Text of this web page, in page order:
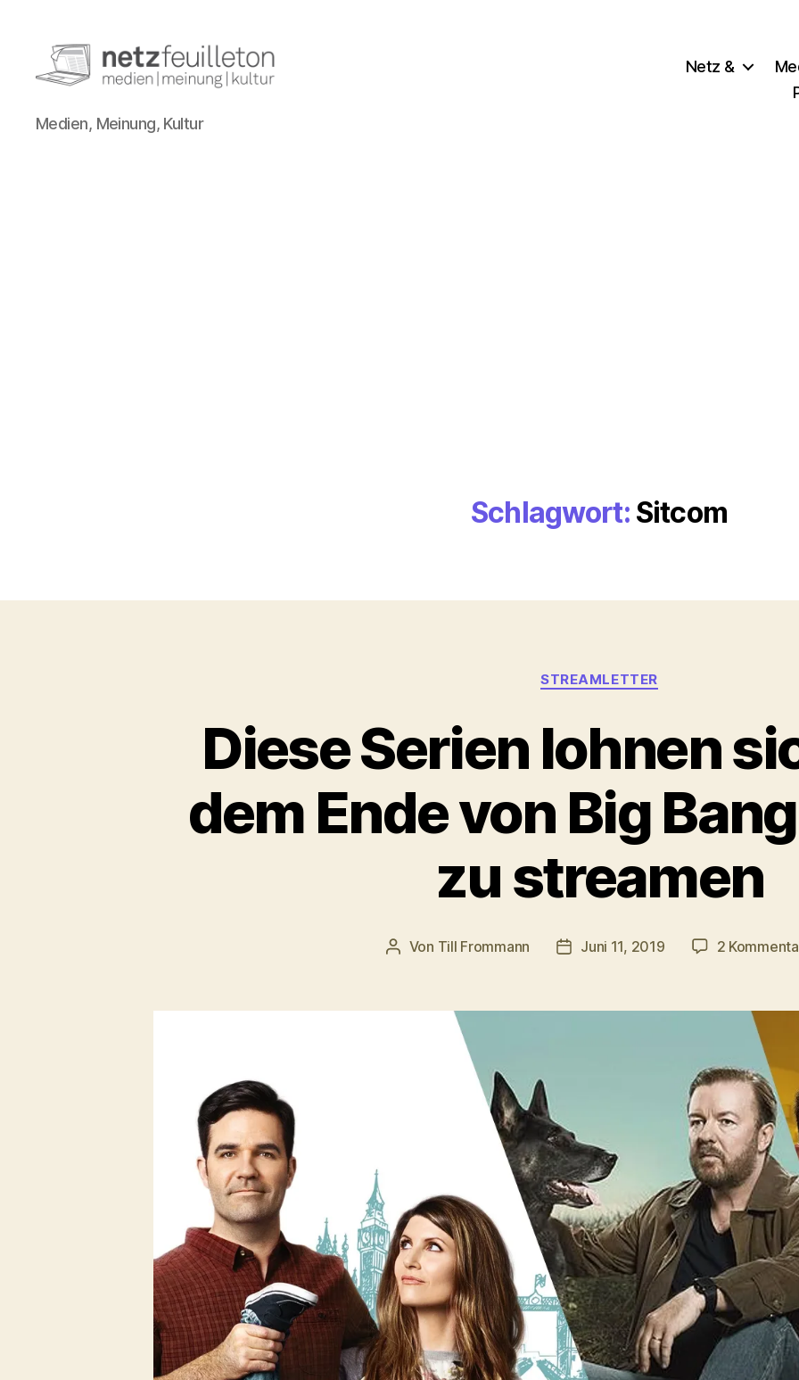
netzfeuilleton.de
Medien, Meinung, Kultur
Netz &
Schlagwort: Sitcom
Kategorien
STREAMLETTER
Diese Serien lohnen
dem Ende von Big
zu streamen
Beitragsautor
Von Till Frommann Veröffentlichungsdatum
Juni 11, 2019 2